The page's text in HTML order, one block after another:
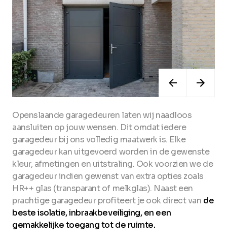
Openslaande garagedeuren laten wij naadloos
aansluiten op jouw wensen. Dit omdat iedere
garagedeur bij ons volledig maatwerk is. Elke
garagedeur kan uitgevoerd worden in de gewenste
kleur, afmetingen en uitstraling. Ook voorzien we de
garagedeur indien gewenst van extra opties zoals
HR++ glas (transparant of melkglas). Naast een
prachtige garagedeur profiteert je ook direct van de
beste isolatie, inbraakbeveiliging, en een
gemakkelijke toegang tot de ruimte.